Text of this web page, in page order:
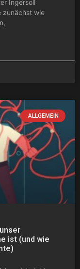
Ingersoll
zunächst wie
ALLGEMEIN
ist (und wie